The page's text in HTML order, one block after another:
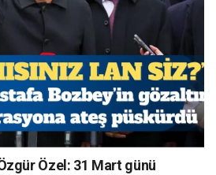
Özel: 31 Mart günü